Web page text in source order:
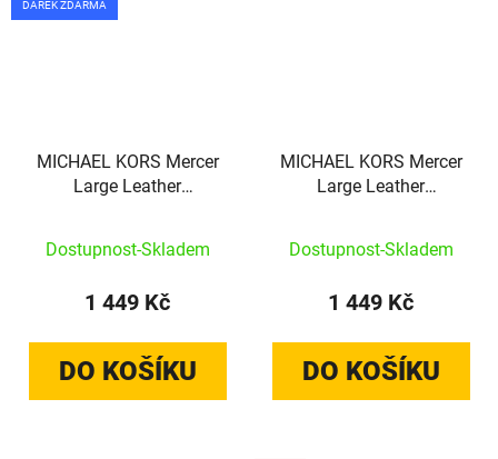
DÁREK ZDARMA
MICHAEL KORS Mercer
Large Leather
Dostupnost-Skladem
1 449 Kč
DO KOŠÍKU
MICHAEL KORS Mercer
Large Leather
Dostupnost-Skladem
1 449 Kč
DO KOŠÍKU